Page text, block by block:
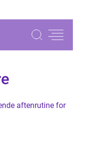
aftenrutine for